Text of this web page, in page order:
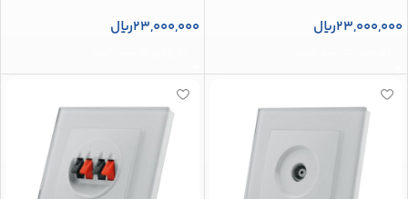
23,000,000ریال
23,000,000ریال